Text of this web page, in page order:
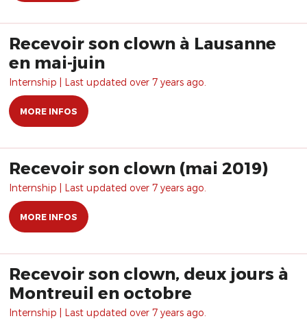
Recevoir son clown à Lausanne
en mai-juin
Internship | Last updated over 7 years ago.
MORE INFOS
Recevoir son clown (mai 2019)
Internship | Last updated over 7 years ago.
MORE INFOS
Recevoir son clown, deux jours à
Montreuil en octobre
Internship | Last updated over 7 years ago.